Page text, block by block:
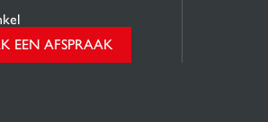
EEN AFSPRAAK